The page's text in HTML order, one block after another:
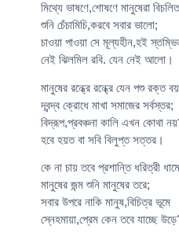
মিথ্যে ভাষণে,শোষণে মানুষেরা বিচলিত
শুনি চেঁচামিচি,করবে সবার ভালো;
চাওয়া পাওয়া সে মূল্যহীন,হই
নেই ঝিলমিল রবি. যেন নেই আলো।
মানুষের রন্ধ্রে রন্ধ্রে যেন পশু রক্ত বয়
দ্বন্দ্ব ক্রোধে মাখা সমাজের সর্বস্তর;
বিদ্রূপ,প্রবঞ্চনা কালি এখন কোথা
হবে হয়ত বা সবি বিলুপ্ত সত্তর।
কে না চায় তবে প্রশান্তি ধরিত্রী ধামে
মানুষের জন্ম শুনি মানুষের তরে;
সবার উপরে নাকি মানুষ,বিচিত্র ভূমে
স্নেহমায়া,প্রেম কেন তবে যাচ্ছে